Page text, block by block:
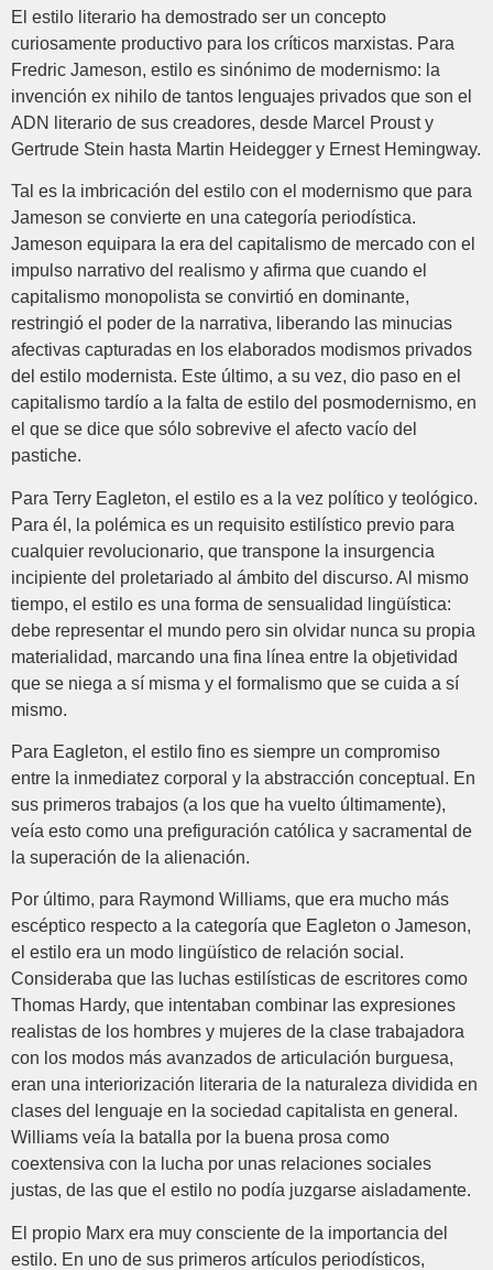
El estilo literario ha demostrado ser un concepto
curiosamente productivo para los críticos marxistas. Para
Fredric Jameson, estilo es sinónimo de modernismo: la
invención ex nihilo de tantos lenguajes privados que son el
ADN literario de sus creadores, desde Marcel Proust y
Gertrude Stein hasta Martin Heidegger y Ernest Hemingway.
Tal es la imbricación del estilo con el modernismo que para
Jameson se convierte en una categoría periodística.
Jameson equipara la era del capitalismo de mercado con el
impulso narrativo del realismo y afirma que cuando el
capitalismo monopolista se convirtió en dominante,
restringió el poder de la narrativa, liberando las minucias
afectivas capturadas en los elaborados modismos privados
del estilo modernista. Este último, a su vez, dio paso en el
capitalismo tardío a la falta de estilo del posmodernismo, en
el que se dice que sólo sobrevive el afecto vacío del
pastiche.
Para Terry Eagleton, el estilo es a la vez político y teológico.
Para él, la polémica es un requisito estilístico previo para
cualquier revolucionario, que transpone la insurgencia
incipiente del proletariado al ámbito del discurso. Al mismo
tiempo, el estilo es una forma de sensualidad lingüística:
debe representar el mundo pero sin olvidar nunca su propia
materialidad, marcando una fina línea entre la objetividad
que se niega a sí misma y el formalismo que se cuida a sí
mismo.
Para Eagleton, el estilo fino es siempre un compromiso
entre la inmediatez corporal y la abstracción conceptual. En
sus primeros trabajos (a los que ha vuelto últimamente),
veía esto como una prefiguración católica y sacramental de
la superación de la alienación.
Por último, para Raymond Williams, que era mucho más
escéptico respecto a la categoría que Eagleton o Jameson,
el estilo era un modo lingüístico de relación social.
Consideraba que las luchas estilísticas de escritores como
Thomas Hardy, que intentaban combinar las expresiones
realistas de los hombres y mujeres de la clase trabajadora
con los modos más avanzados de articulación burguesa,
eran una interiorización literaria de la naturaleza dividida en
clases del lenguaje en la sociedad capitalista en general.
Williams veía la batalla por la buena prosa como
coextensiva con la lucha por unas relaciones sociales
justas, de las que el estilo no podía juzgarse aisladamente.
El propio Marx era muy consciente de la importancia del
estilo. En uno de sus primeros artículos periodísticos,